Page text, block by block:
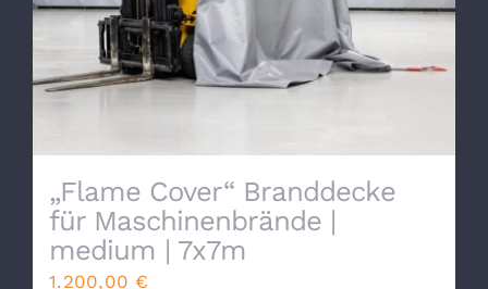
„Flame Cover“ Branddecke
für Maschinenbrände |
medium | 7x7m
1.200,00 €